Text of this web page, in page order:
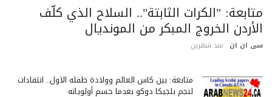
"الكرات الثابتة".. السلاح الذي كلّف
الخروج المبكر من المونديال
ان ان منذ شهرين
متابعة: بين كأس العالم وولادة طفله الأول.. انتقادات
لنجم بلجيكا دوكو بعدما حسم أولوياته